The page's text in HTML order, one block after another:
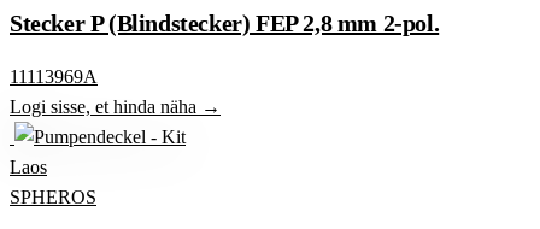
Stecker P (Blindstecker) FEP 2,8 mm 2-pol.
11113969A
Logi sisse, et hinda näha →
Laos
SPHEROS